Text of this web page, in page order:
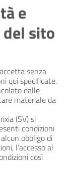
e
sito
senza
qui specificate.
dalle
materiale da
(SV) si
condizioni
obbligo di
l’accesso al
così